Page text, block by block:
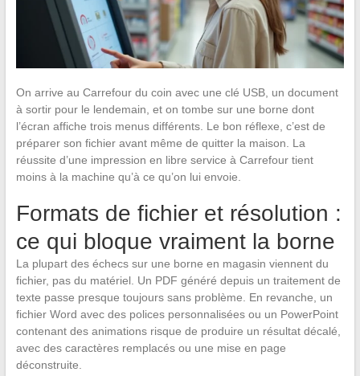
On arrive au Carrefour du coin avec une clé USB, un document
à sortir pour le lendemain, et on tombe sur une borne dont
l’écran affiche trois menus différents. Le bon réflexe, c’est de
préparer son fichier avant même de quitter la maison. La
réussite d’une impression en libre service à Carrefour tient
moins à la machine qu’à ce qu’on lui envoie.
Formats de fichier et résolution :
ce qui bloque vraiment la borne
La plupart des échecs sur une borne en magasin viennent du
fichier, pas du matériel. Un PDF généré depuis un traitement de
texte passe presque toujours sans problème. En revanche, un
fichier Word avec des polices personnalisées ou un PowerPoint
contenant des animations risque de produire un résultat décalé,
avec des caractères remplacés ou une mise en page
déconstruite.